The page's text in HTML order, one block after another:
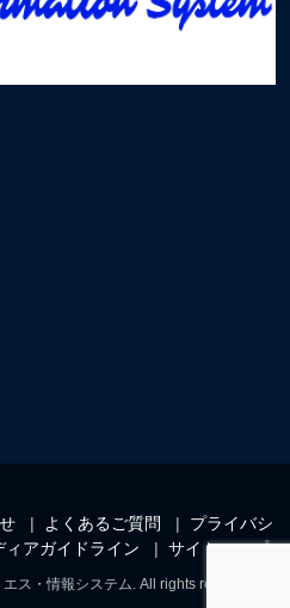
よくあるご質問
プライバシ
ィアガイドライン サイトマップ
ス・情報システム. All rights reserved.